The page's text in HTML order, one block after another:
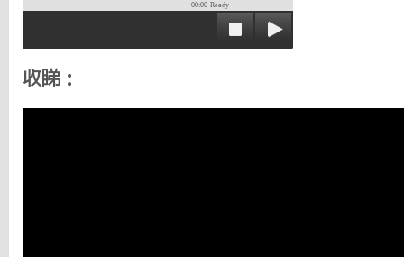
00:00 Ready
收睇：